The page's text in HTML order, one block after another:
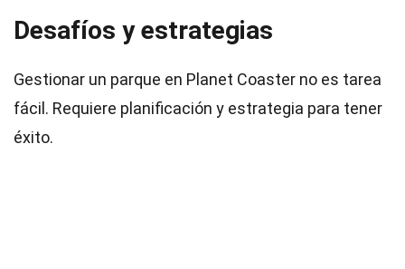
Desafíos y estrategias
Gestionar un parque en Planet Coaster no es tarea
fácil. Requiere planificación y estrategia para tener
éxito.